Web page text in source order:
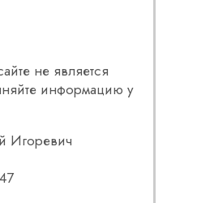
не является
информацию у
Игоревич